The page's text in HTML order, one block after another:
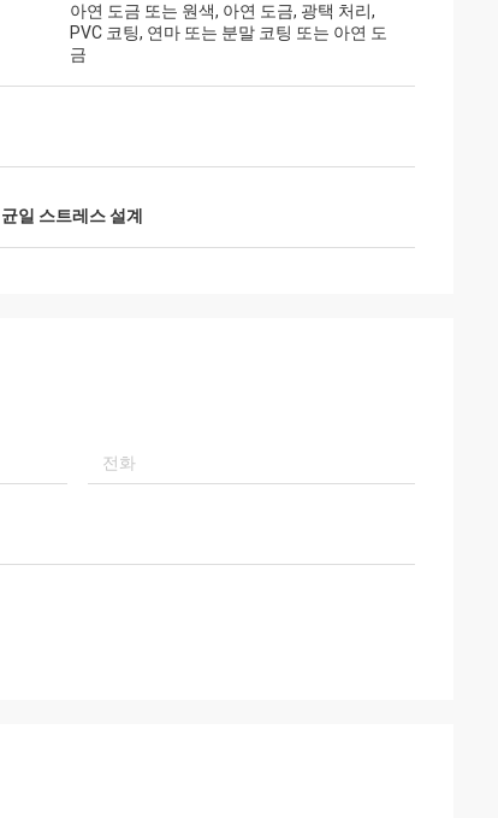
아연 도금 또는 원색, 아연 도금, 광택 처리,
PVC 코팅, 연마 또는 분말 코팅 또는 아연 도
금
일 스트레스 설계